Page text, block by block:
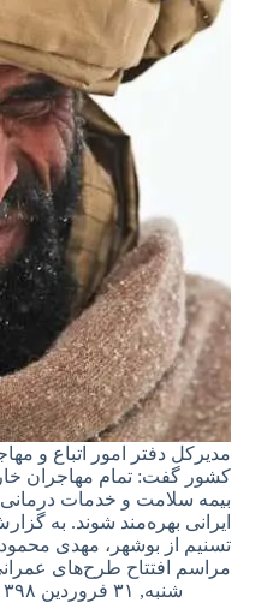
مدیرکل دفتر امور اتباع و
کشور گفت: تمام مهاجران
بیمه سلامت و خدمات درمانی
ایرانی بهره‌مند شوند. به
تسنیم از بوشهر، مهدی
مراسم افتتاح طرح‌های
شنبه, ۳۱ فروردین ۱۳۹۸ – ۱۲:۳۰